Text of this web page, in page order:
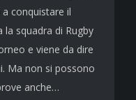
a conquistare il
squadra di Rugby
e viene da dire
Ma non si possono
anche…